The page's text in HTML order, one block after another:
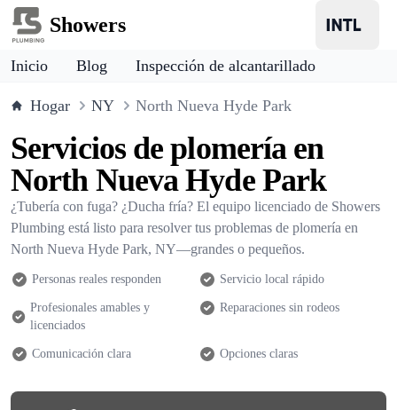
Showers
Inicio Blog Inspección de alcantarillado
Hogar NY North Nueva Hyde Park
Servicios de plomería en
North Nueva Hyde Park
¿Tubería con fuga? ¿Ducha fría? El equipo licenciado de Showers
Plumbing está listo para resolver tus problemas de plomería en
North Nueva Hyde Park, NY—grandes o pequeños.
Personas reales responden Servicio local rápido
Profesionales amables y
licenciados
Reparaciones sin rodeos
Comunicación clara Opciones claras